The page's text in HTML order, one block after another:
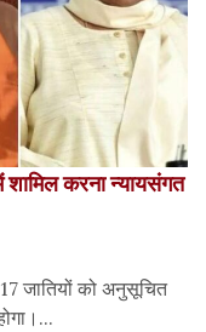
करना न्यायसंगत
जातियों को अनुसूचित